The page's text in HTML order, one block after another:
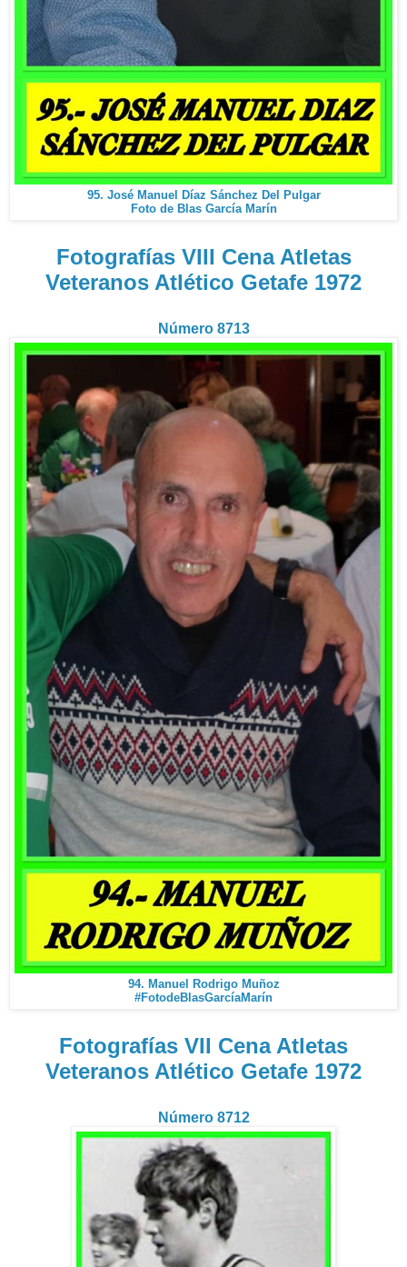
95. José Manuel Díaz Sánchez Del Pulgar
Foto de Blas García Marín
Fotografías VIII Cena Atletas
Veteranos Atlético Getafe 1972
Número 8713
94. Manuel Rodrigo Muñoz
#FotodeBlasGarcíaMarín
Fotografías VII Cena Atletas
Veteranos Atlético Getafe 1972
Número 8712